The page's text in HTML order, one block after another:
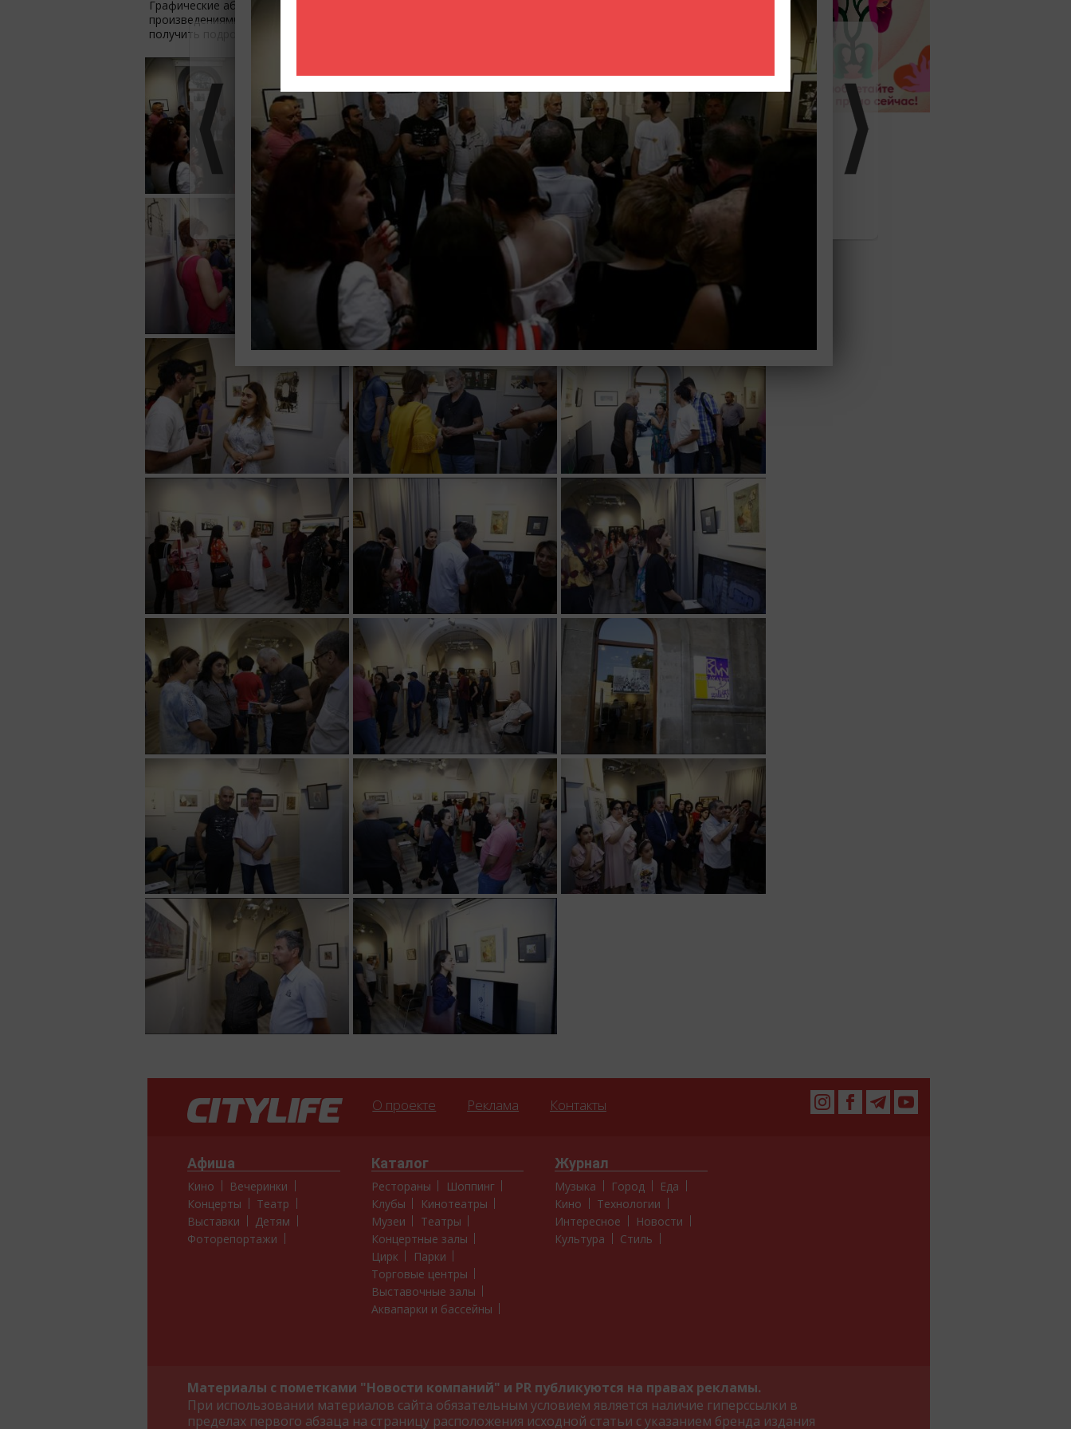
Графические абстрактные работы художника будут представлены на выставке. Вы сможете познакомиться с
произведениями искусства, представленными в этот вечер, а также насладиться общением с художником и
получить подробную информацию о любой из работ, представленных на выставке.
О проекте Реклама Контакты
Афиша
Кино
Вечеринки
Концерты
Театр
Выставки
Детям
Фоторепортажи
Каталог
Рестораны
Шоппинг
Клубы
Кинотеатры
Музеи
Театры
Концертные залы
Цирк
Парки
Торговые центры
Выставочные залы
Аквапарки и бассейны
Журнал
Музыка Город
Еда
Кино
Технологии
Интересное
Новости
Культура
Стиль
Материалы с пометками "Новости компаний" и PR публикуются на правах рекламы.
При использовании материалов сайта обязательным условием является наличие гиперссылки в
пределах первого абзаца на страницу расположения исходной статьи с указанием бренда издания